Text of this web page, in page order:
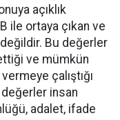
açıklık
ile ortaya çıkan ve
Bu değerler
ve mümkün
çalıştığı
insan
adalet, ifade